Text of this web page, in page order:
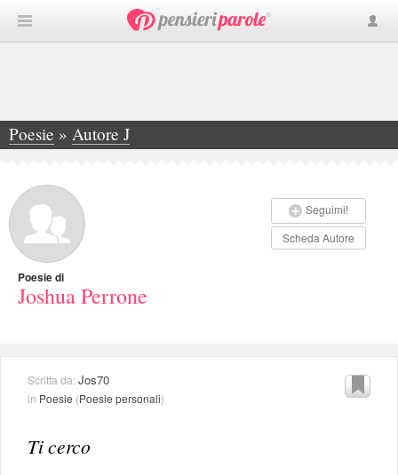
Poesie » Autore J
»Joshua Perrone
Seguimi!
Scheda Autore
Poesie di
Joshua Perrone
Scritta da:Jos70
in Poesie (Poesie personali)
Ti cerco